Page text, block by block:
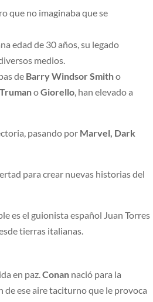
que no imaginaba que se
edad de 30 años, su legado
medios.
de Barry Windsor Smitho
oGiorello, han elevado a
pasando por Marvel, Dark
para crear nuevas historias del
es el guionista español Juan Torres
tierras italianas.
en paz.Conan nació para la
de ese aire taciturno que le provoca